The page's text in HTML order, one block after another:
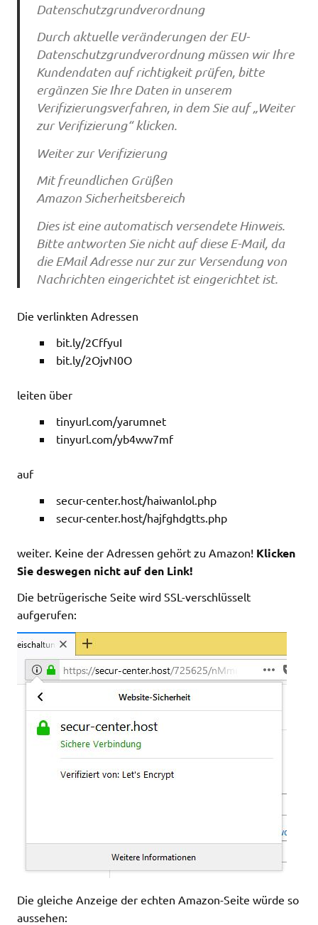
Datenschutzgrundverordnung
Durch aktuelle veränderungen der EU-
Datenschutzgrundverordnung müssen wir Ihre
Kundendaten auf richtigkeit prüfen, bitte
ergänzen Sie Ihre Daten in unserem
Verifizierungsverfahren, in dem Sie auf „Weiter
zur Verifizierung“ klicken.
Weiter zur Verifizierung
Mit freundlichen Grüßen
Amazon Sicherheitsbereich
Dies ist eine automatisch versendete Hinweis.
Bitte antworten Sie nicht auf diese E-Mail, da
die EMail Adresse nur zur zur Versendung von
Nachrichten eingerichtet ist eingerichtet ist.
Die verlinkten Adressen
bit.ly/2CffyuI
bit.ly/2OjvN0O
leiten über
tinyurl.com/yarumnet
tinyurl.com/yb4ww7mf
auf
secur-center.host/haiwanlol.php
secur-center.host/hajfghdgtts.php
weiter. Keine der Adressen gehört zu Amazon! Klicken
Sie deswegen nicht auf den Link!
Die betrügerische Seite wird SSL-verschlüsselt
aufgerufen:
Die gleiche Anzeige der echten Amazon-Seite würde so
aussehen: